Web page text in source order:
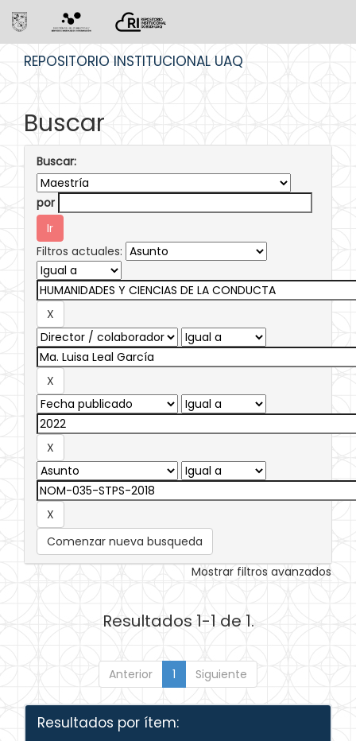
REPOSITORIO INSTITUCIONAL UAQ
Buscar
Buscar:
por
Filtros actuales:
Comenzar nueva busqueda
Mostrar filtros avanzados
Resultados 1-1 de 1.
Anterior 1 Siguiente
Resultados por ítem: